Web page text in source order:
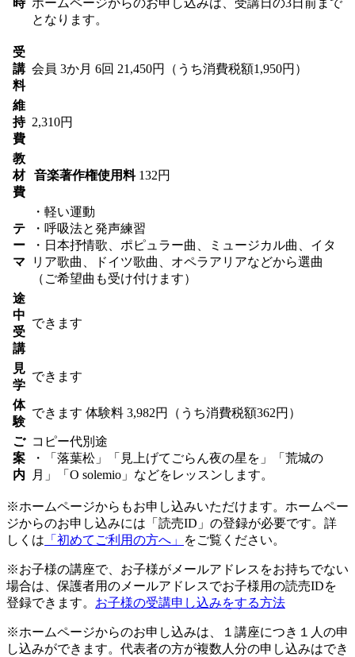
となります。
受
講
料
会員 3か月 6回 21,450円（うち消費税額1,950円）
維
持
費
2,310円
教
材
費
音楽著作権使用料 132円
テ
ー
マ
・軽い運動
・呼吸法と発声練習
・日本抒情歌、ポピュラー曲、ミュージカル曲、イタ
リア歌曲、ドイツ歌曲、オペラアリアなどから選曲
（ご希望曲も受け付けます）
途
中
受
講
できます
見
学
できます
体
験
できます 体験料 3,982円（うち消費税額362円）
ご
案
内
コピー代別途
・「落葉松」「見上げてごらん夜の星を」「荒城の
月」「O solemio」などをレッスンします。
※ホームページからもお申し込みいただけます。ホームペー
ジからのお申し込みには「読売ID」の登録が必要です。詳
しくは 「初めてご利用の方へ」 をご覧ください。
※お子様の講座で、お子様がメールアドレスをお持ちでない
場合は、保護者用のメールアドレスでお子様用の読売IDを
登録できます。 お子様の受講申し込みをする方法
※ホームページからのお申し込みは、１講座につき１人の申
し込みができます。代表者の方が複数人分の申し込みはでき